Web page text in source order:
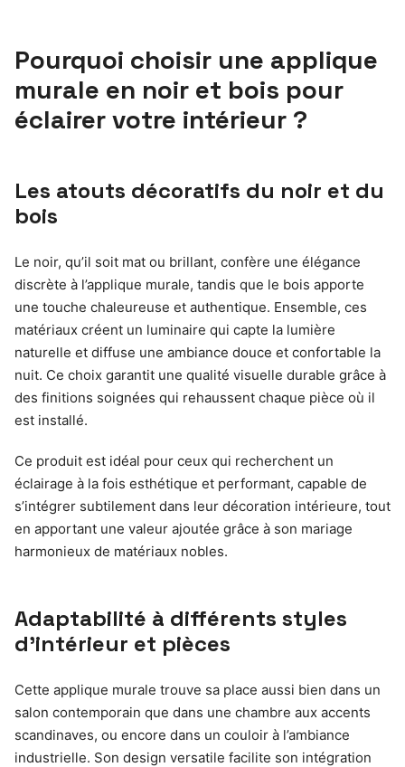
Pourquoi choisir une applique
murale en noir et bois pour
éclairer votre intérieur ?
Les atouts décoratifs du noir et du
bois
Le noir, qu’il soit mat ou brillant, confère une élégance
discrète à l’applique murale, tandis que le bois apporte
une touche chaleureuse et authentique. Ensemble, ces
matériaux créent un luminaire qui capte la lumière
naturelle et diffuse une ambiance douce et confortable la
nuit. Ce choix garantit une qualité visuelle durable grâce à
des finitions soignées qui rehaussent chaque pièce où il
est installé.
Ce produit est idéal pour ceux qui recherchent un
éclairage à la fois esthétique et performant, capable de
s’intégrer subtilement dans leur décoration intérieure, tout
en apportant une valeur ajoutée grâce à son mariage
harmonieux de matériaux nobles.
Adaptabilité à différents styles
d’intérieur et pièces
Cette applique murale trouve sa place aussi bien dans un
salon contemporain que dans une chambre aux accents
scandinaves, ou encore dans un couloir à l’ambiance
industrielle. Son design versatile facilite son intégration